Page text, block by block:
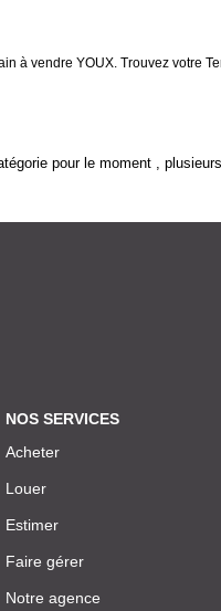
à vendre YOUX. Trouvez votre
pour le moment ,
NOS SERVICES
Acheter
Louer
Estimer
Faire gérer
Notre agence